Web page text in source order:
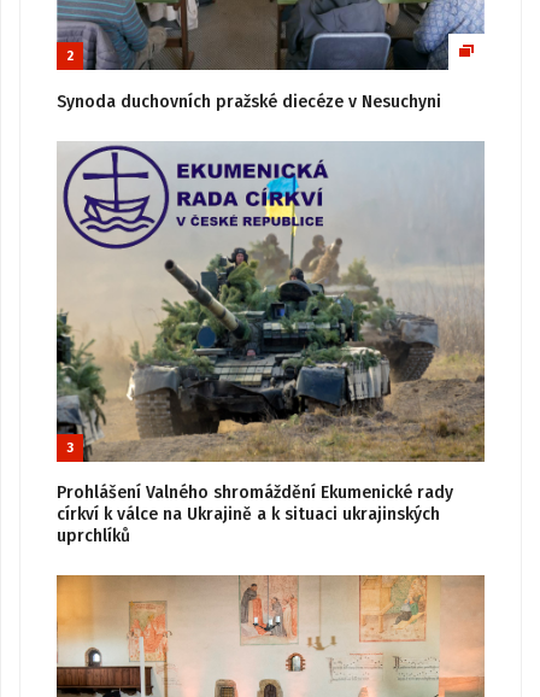
2
Synoda duchovních pražské diecéze v Nesuchyni
3
Prohlášení Valného shromáždění Ekumenické rady
církví k válce na Ukrajině a k situaci ukrajinských
uprchlíků